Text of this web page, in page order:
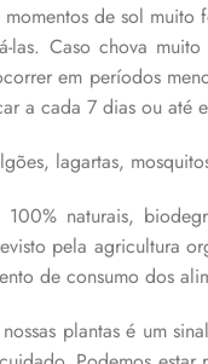
de sol
Caso chova
em períodos
a cada 7 dias ou até
lagartas,
naturais,
pela agricultura
de consumo dos
plantas é um